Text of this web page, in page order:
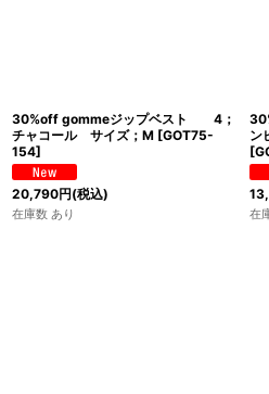
30%off gommeジップベスト 4；
チャコール サイズ；M [GOT75-
154]
20,790円(税込)
在庫数 あり
[
在